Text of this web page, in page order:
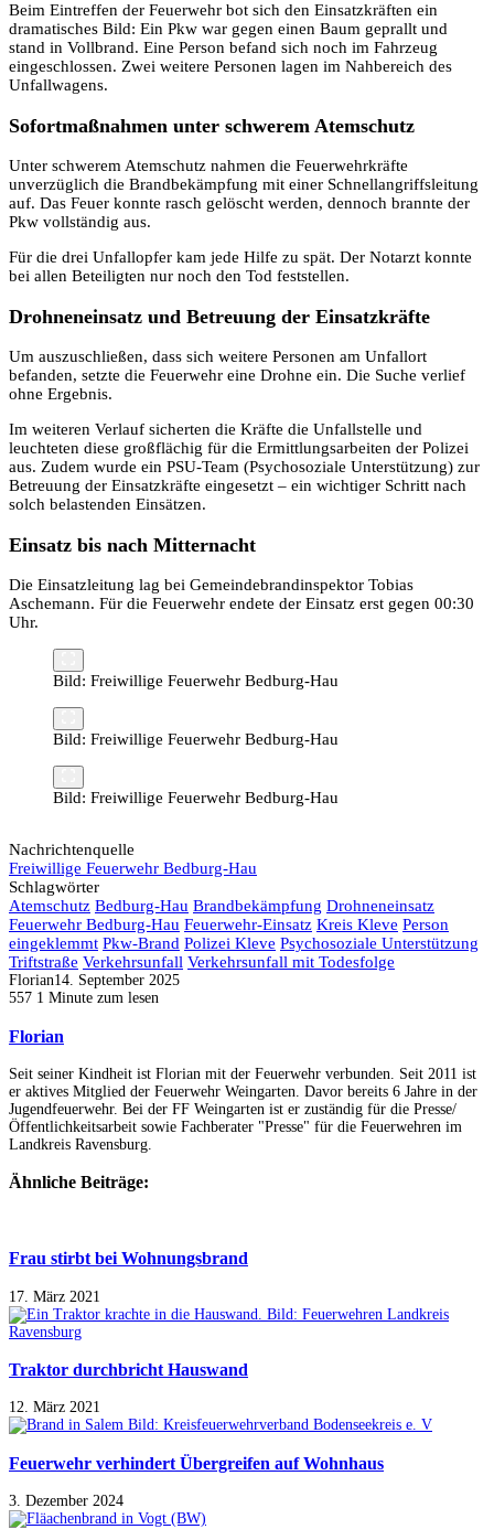
Beim Eintreffen der Feuerwehr bot sich den Einsatzkräften ein
dramatisches Bild: Ein Pkw war gegen einen Baum geprallt und
stand in Vollbrand. Eine Person befand sich noch im Fahrzeug
eingeschlossen. Zwei weitere Personen lagen im Nahbereich des
Unfallwagens.
Sofortmaßnahmen unter schwerem Atemschutz
Unter schwerem Atemschutz nahmen die Feuerwehrkräfte
unverzüglich die Brandbekämpfung mit einer Schnellangriffsleitung
auf. Das Feuer konnte rasch gelöscht werden, dennoch brannte der
Pkw vollständig aus.
Für die drei Unfallopfer kam jede Hilfe zu spät. Der Notarzt konnte
bei allen Beteiligten nur noch den Tod feststellen.
Drohneneinsatz und Betreuung der Einsatzkräfte
Um auszuschließen, dass sich weitere Personen am Unfallort
befanden, setzte die Feuerwehr eine Drohne ein. Die Suche verlief
ohne Ergebnis.
Im weiteren Verlauf sicherten die Kräfte die Unfallstelle und
leuchteten diese großflächig für die Ermittlungsarbeiten der Polizei
aus. Zudem wurde ein PSU-Team (Psychosoziale Unterstützung) zur
Betreuung der Einsatzkräfte eingesetzt – ein wichtiger Schritt nach
solch belastenden Einsätzen.
Einsatz bis nach Mitternacht
Die Einsatzleitung lag bei Gemeindebrandinspektor Tobias
Aschemann. Für die Feuerwehr endete der Einsatz erst gegen 00:30
Uhr.
Bild: Freiwillige Feuerwehr Bedburg-Hau
Bild: Freiwillige Feuerwehr Bedburg-Hau
Bild: Freiwillige Feuerwehr Bedburg-Hau
Nachrichtenquelle
Freiwillige Feuerwehr Bedburg-Hau
Schlagwörter
Atemschutz Bedburg-Hau Brandbekämpfung Drohneneinsatz
Feuerwehr Bedburg-Hau Feuerwehr-Einsatz Kreis Kleve Person
eingeklemmt Pkw-Brand Polizei Kleve Psychosoziale Unterstützung
Triftstraße Verkehrsunfall Verkehrsunfall mit Todesfolge
Florian14. September 2025
557 1 Minute zum lesen
Florian
Seit seiner Kindheit ist Florian mit der Feuerwehr verbunden. Seit 2011 ist
er aktives Mitglied der Feuerwehr Weingarten. Davor bereits 6 Jahre in der
Jugendfeuerwehr. Bei der FF Weingarten ist er zuständig für die Presse/
Öffentlichkeitsarbeit sowie Fachberater "Presse" für die Feuerwehren im
Landkreis Ravensburg.
Ähnliche Beiträge:
Frau stirbt bei Wohnungsbrand
17. März 2021
Traktor durchbricht Hauswand
12. März 2021
Feuerwehr verhindert Übergreifen auf Wohnhaus
3. Dezember 2024